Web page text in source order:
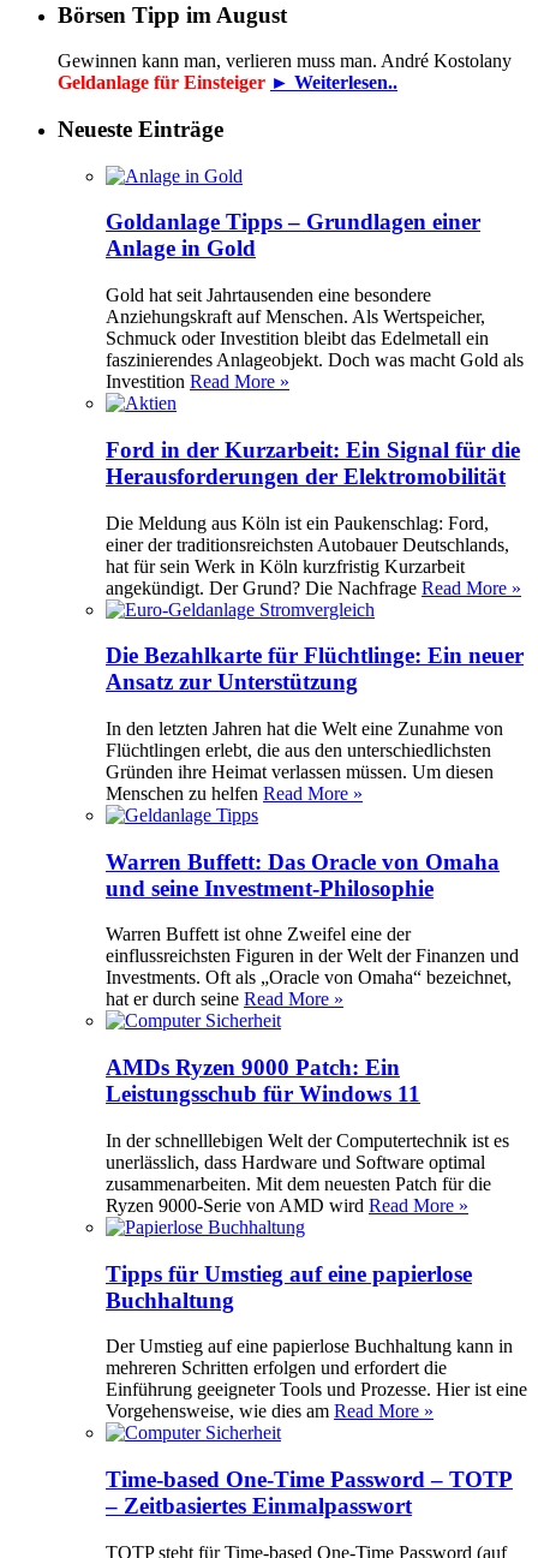
Börsen Tipp im August
Gewinnen kann man, verlieren muss man. André Kostolany
Geldanlage für Einsteiger ► Weiterlesen..
Neueste Einträge
Goldanlage Tipps – Grundlagen einer
Anlage in Gold
Gold hat seit Jahrtausenden eine besondere
Anziehungskraft auf Menschen. Als Wertspeicher,
Schmuck oder Investition bleibt das Edelmetall ein
faszinierendes Anlageobjekt. Doch was macht Gold als
Investition Read More »
Ford in der Kurzarbeit: Ein Signal für die
Herausforderungen der Elektromobilität
Die Meldung aus Köln ist ein Paukenschlag: Ford,
einer der traditionsreichsten Autobauer Deutschlands,
hat für sein Werk in Köln kurzfristig Kurzarbeit
angekündigt. Der Grund? Die Nachfrage Read More »
Die Bezahlkarte für Flüchtlinge: Ein neuer
Ansatz zur Unterstützung
In den letzten Jahren hat die Welt eine Zunahme von
Flüchtlingen erlebt, die aus den unterschiedlichsten
Gründen ihre Heimat verlassen müssen. Um diesen
Menschen zu helfen Read More »
Warren Buffett: Das Oracle von Omaha
und seine Investment-Philosophie
Warren Buffett ist ohne Zweifel eine der
einflussreichsten Figuren in der Welt der Finanzen und
Investments. Oft als „Oracle von Omaha“ bezeichnet,
hat er durch seine Read More »
AMDs Ryzen 9000 Patch: Ein
Leistungsschub für Windows 11
In der schnelllebigen Welt der Computertechnik ist es
unerlässlich, dass Hardware und Software optimal
zusammenarbeiten. Mit dem neuesten Patch für die
Ryzen 9000-Serie von AMD wird Read More »
Tipps für Umstieg auf eine papierlose
Buchhaltung
Der Umstieg auf eine papierlose Buchhaltung kann in
mehreren Schritten erfolgen und erfordert die
Einführung geeigneter Tools und Prozesse. Hier ist eine
Vorgehensweise, wie dies am Read More »
Time-based One-Time Password – TOTP
– Zeitbasiertes Einmalpasswort
TOTP steht für Time-based One-Time Password (auf